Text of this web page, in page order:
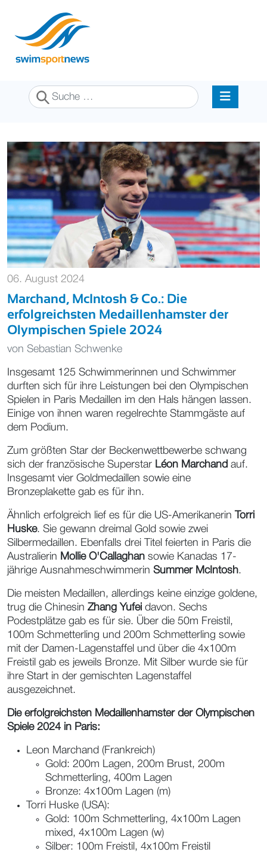
Suchen
06. August 2024
Marchand, McIntosh & Co.: Die
erfolgreichsten Medaillenhamster der
Olympischen Spiele 2024
von Sebastian Schwenke
Insgesamt 125 Schwimmerinnen und Schwimmer
durften sich für ihre Leistungen bei den Olympischen
Spielen in Paris Medaillen im den Hals hängen lassen.
Einige von ihnen waren regelrechte Stammgäste auf
dem Podium.
Zum größten Star der Beckenwettbewerbe schwang
sich der französische Superstar Léon Marchand auf.
Insgesamt vier Goldmedaillen sowie eine
Bronzeplakette gab es für ihn.
Ähnlich erfolgreich lief es für die US-Amerikanerin Torri
Huske. Sie gewann dreimal Gold sowie zwei
Silbermedaillen. Ebenfalls drei Titel feierten in Paris die
Australierin Mollie O'Callaghan sowie Kanadas 17-
jährige Ausnahmeschwimmerin Summer McIntosh.
Die meisten Medaillen, allerdings keine einzige goldene,
trug die Chinesin Zhang Yufei davon. Sechs
Podestplätze gab es für sie. Über die 50m Freistil,
100m Schmetterling und 200m Schmetterling sowie
mit der Damen-Lagenstaffel und über die 4x100m
Freistil gab es jeweils Bronze. Mit Silber wurde sie für
ihre Start in der gemischten Lagenstaffel
ausgezeichnet.
Die erfolgreichsten Medaillenhamster der Olympischen
Spiele 2024 in Paris:
Leon Marchand (Frankreich)
Gold: 200m Lagen, 200m Brust, 200m
Schmetterling, 400m Lagen
Bronze: 4x100m Lagen (m)
Torri Huske (USA):
Gold: 100m Schmetterling, 4x100m Lagen
mixed, 4x100m Lagen (w)
Silber: 100m Freistil, 4x100m Freistil